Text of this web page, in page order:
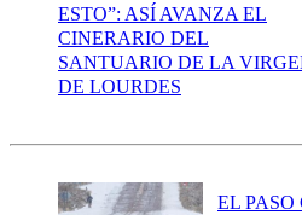
ESTO”: ASÍ AVANZA EL
CINERARIO DEL
SANTUARIO DE LA
DE LOURDES
EL PASO